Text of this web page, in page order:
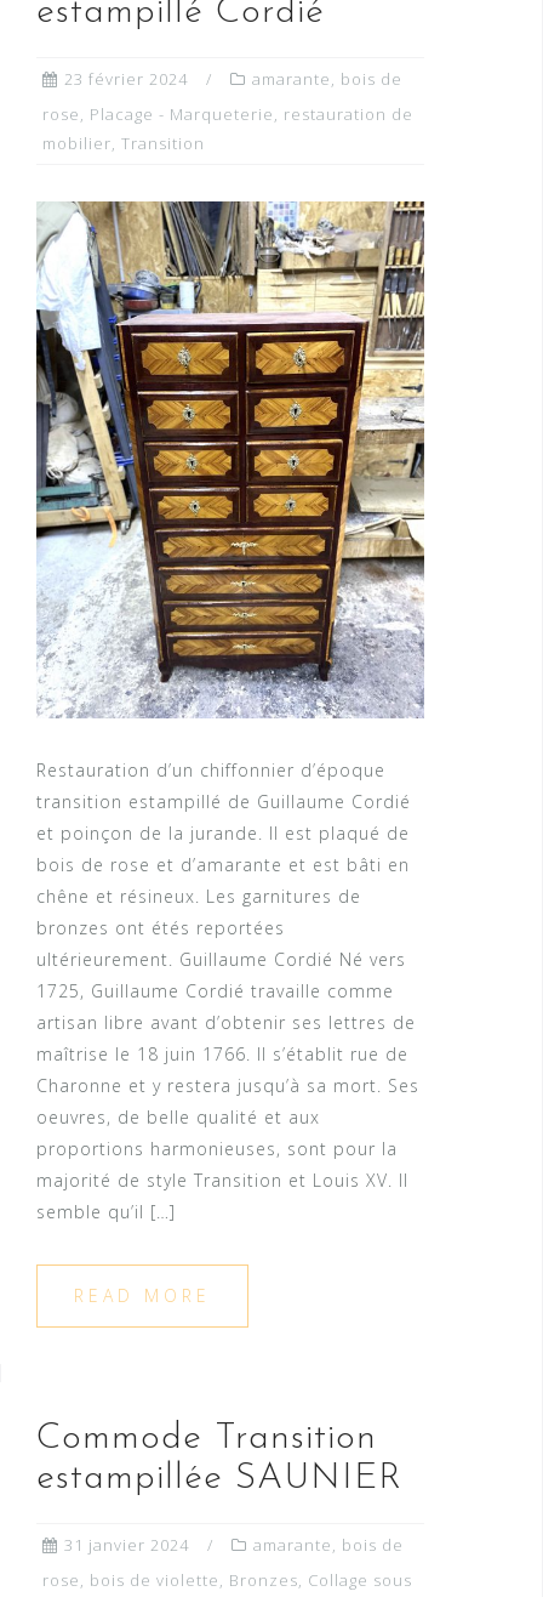
estampillé Cordié
23 février 2024 amarante, bois de
rose, Placage - Marqueterie, restauration de
mobilier, Transition
Restauration d’un chiffonnier d’époque
transition estampillé de Guillaume Cordié
et poinçon de la jurande. Il est plaqué de
bois de rose et d’amarante et est bâti en
chêne et résineux. Les garnitures de
bronzes ont étés reportées
ultérieurement. Guillaume Cordié Né vers
1725, Guillaume Cordié travaille comme
artisan libre avant d’obtenir ses lettres de
maîtrise le 18 juin 1766. Il s’établit rue de
Charonne et y restera jusqu’à sa mort. Ses
oeuvres, de belle qualité et aux
proportions harmonieuses, sont pour la
majorité de style Transition et Louis XV. Il
semble qu’il […]
READ MORE
Commode Transition
estampillée SAUNIER
31 janvier 2024 amarante, bois de
rose, bois de violette, Bronzes, Collage sous